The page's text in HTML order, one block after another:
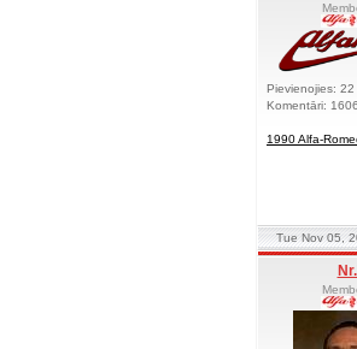
Pievienojies: 22
Komentāri: 1606
1990 Alfa-
Tue Nov 05,